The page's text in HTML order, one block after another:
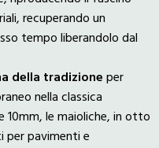
recuperando un
tempo liberandolo dal
della tradizioneper
nella classica
10mm, le maioliche, in otto
pavimenti e